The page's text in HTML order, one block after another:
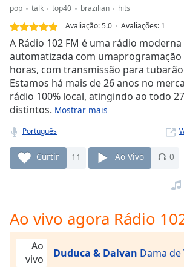
Duration
Loaded:
0.00%
Stream
TypeLIVE
Seek to
live,
currently
behind
Remaining
Time-
Chapters
Chapters
pop talk top40 brazilian
hits
Avaliação:5.0 Avaliações: 1
A Rádio 102 FM é uma rádio
automatizada com
horas, com transmissão para
Estamos há mais de 26 anos no
rádio 100% local, atingindo ao todo
distintos. Mostrar mais
Português
Curtir 11 Ao Vivo 0
Ao vivo agora Rádio
Ao
vivo
Duduca & Dalvan Dama